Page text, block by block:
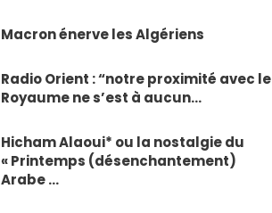
Macron énerve les Algériens
Radio Orient : “notre proximité avec le
Royaume ne s’est à aucun…
Hicham Alaoui* ou la nostalgie du
« Printemps (désenchantement)
Arabe …